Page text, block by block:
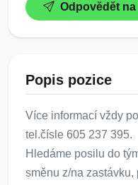
Odpovědět
Popis pozice
Více informací vždy
tel.čísle 605 237 395.
Hledáme posilu do
směnu z/na